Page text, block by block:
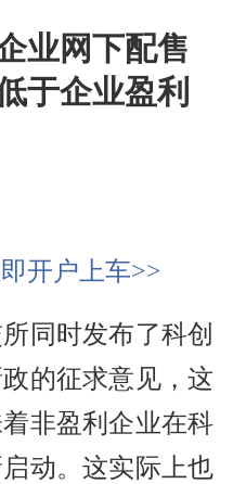
业网下配售
于企业盈利
开户上车>>
同时发布了科创
的征求意见，这
非盈利企业在科
动。这实际上也